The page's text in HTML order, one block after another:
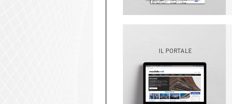
IL PORTALE